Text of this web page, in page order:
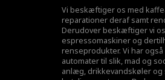
Vi beskæftiger os med
reparationer deraf samt
Derudover beskæftiger vi
espressomaskiner og
renseprodukter. Vi har
automater til slik, mad og
anlæg, drikkevandskøler og